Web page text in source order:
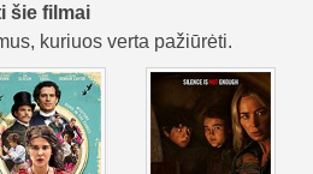
šie filmai
kuriuos verta pažiūrėti.